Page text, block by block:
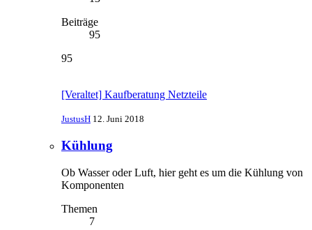
Beiträge
95
95
[Veraltet] Kaufberatung Netzteile
JustusH 12. Juni 2018
Kühlung
Ob Wasser oder Luft, hier geht es um die Kühlung von
Komponenten
Themen
7